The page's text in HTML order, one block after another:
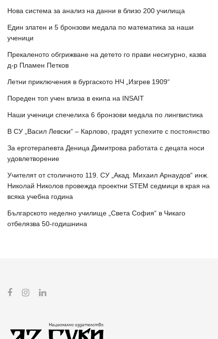
Нова система за анализ на данни в близо 200 училища
Един златен и 5 бронзови медала по математика за наши
ученици
Прекаленото обгрижване на детето го прави несигурно, казва
д-р Пламен Петков
Летни приключения в бургаското НЧ „Изгрев 1909“
Пореден топ учен влиза в екипа на INSAIT
Наши ученици спечелиха 6 бронзови медала по лингвистика
В СУ „Васил Левски“ – Карлово, градят успехите с постоянство
За ерготерапевта Деница Димитрова работата с децата носи
удовлетворение
Учителят от столичното 119. СУ „Акад. Михаил Арнаудов“ инж.
Николай Николов провежда проектни STEM седмици в края на
всяка учебна година
Българското неделно училище „Света София“ в Чикаго
отбелязва 50-годишнина